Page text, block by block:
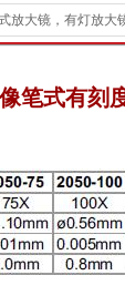
放大镜，有灯放大
笔式有刻